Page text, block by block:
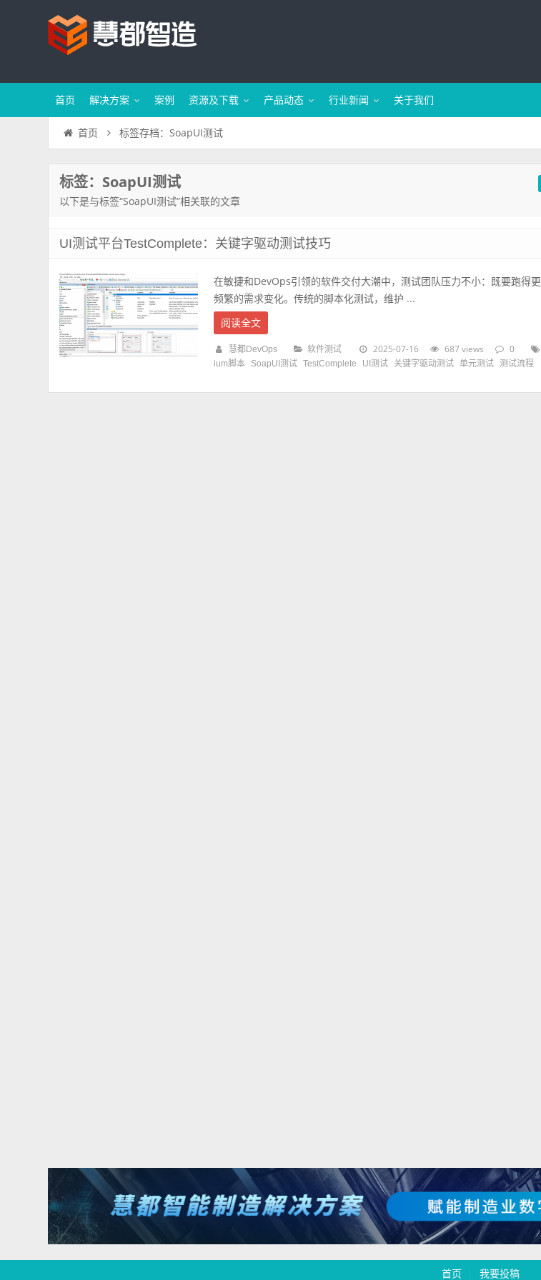
首页 解决方案 案例 资源及下载 产品动态 行业新闻 关于我们
首页 标签存档：SoapUI测试
标签：SoapUI测试
以下是与标签“SoapUI测试”相关联的文章
UI测试平台TestComplete：关键字驱动测试技巧
在敏捷和DevOps引领的软件交付大潮中，测试团队压力不小：既要跑得
频繁的需求变化。传统的脚本化测试，维护 ...
阅读全文
慧都DevOps 软件测试 2025-07-16 687 views 0
ium脚本
SoapUI测试 TestComplete UI测试 关键字驱动测试 单元测试 测试流程
首页 我要投稿